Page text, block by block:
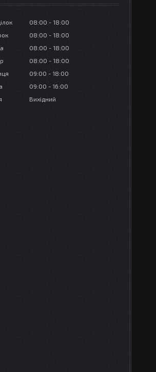
08:00
18:00
08:00
18:00
08:00
18:00
08:00
18:00
09:00
18:00
09:00
16:00
Вихідний